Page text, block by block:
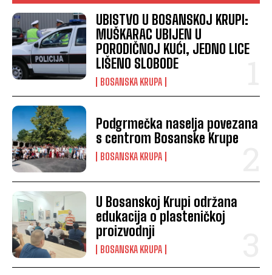
UBISTVO U BOSANSKOJ KRUPI:
MUŠKARAC UBIJEN U
PORODIČNOJ KUĆI, JEDNO LICE
LIŠENO SLOBODE
BOSANSKA KRUPA
Podgrmečka naselja povezana
s centrom Bosanske Krupe
BOSANSKA KRUPA
U Bosanskoj Krupi održana
edukacija o plasteničkoj
proizvodnji
BOSANSKA KRUPA